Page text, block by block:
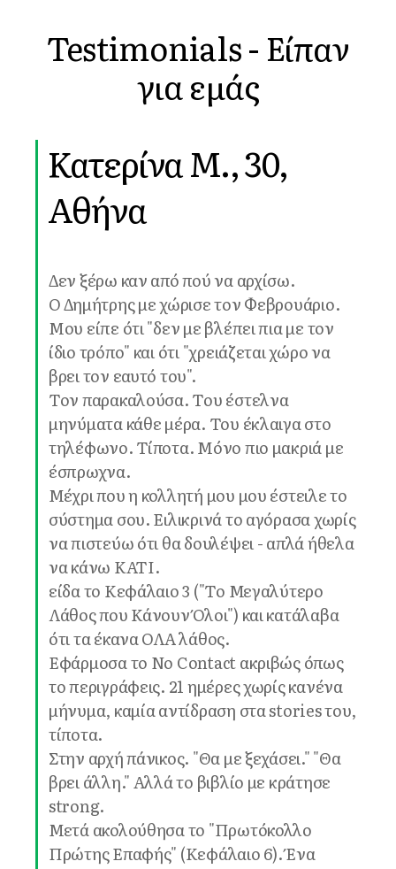
Testimonials - Είπαν
για εμάς
Κατερίνα Μ., 30,
Αθήνα
Δεν ξέρω καν από πού να αρχίσω.
Ο Δημήτρης με χώρισε τον Φεβρουάριο.
Μου είπε ότι "δεν με βλέπει πια με τον
ίδιο τρόπο" και ότι "χρειάζεται χώρο να
βρει τον εαυτό του".
Τον παρακαλούσα. Του έστελνα
μηνύματα κάθε μέρα. Του έκλαιγα στο
τηλέφωνο. Τίποτα. Μόνο πιο μακριά με
έσπρωχνα.
Μέχρι που η κολλητή μου μου έστειλε το
σύστημα σου. Ειλικρινά το αγόρασα χωρίς
να πιστεύω ότι θα δουλέψει - απλά ήθελα
να κάνω ΚΑΤΙ.
είδα το Κεφάλαιο 3 ("Το Μεγαλύτερο
Λάθος που Κάνουν Όλοι") και κατάλαβα
ότι τα έκανα ΟΛΑ λάθος.
Εφάρμοσα το No Contact ακριβώς όπως
το περιγράφεις. 21 ημέρες χωρίς κανένα
μήνυμα, καμία αντίδραση στα stories του,
τίποτα.
Στην αρχή πάνικος. "Θα με ξεχάσει." "Θα
βρει άλλη." Αλλά το βιβλίο με κράτησε
strong.
Μετά ακολούθησα το "Πρωτόκολλο
Πρώτης Επαφής" (Κεφάλαιο 6). Ένα